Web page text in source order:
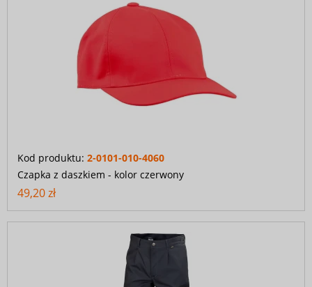
Kod produktu: 2-0101-010-4060
Czapka z daszkiem - kolor czerwony
49,20 zł